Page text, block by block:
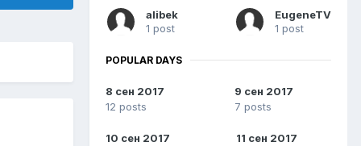
alibek
1 post
EugeneTV
1 post
POPULAR DAYS
8 сен 2017
12 posts
9 сен 2017
7 posts
10 сен 2017
11 сен 2017